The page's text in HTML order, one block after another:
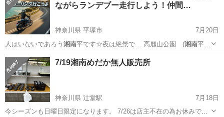
ながらランデブー走行しよう！仲間…
神奈川県 平塚市
7月20日
人はいないであろう 湘南 平です☆夜は絶景で… 高麗山公園 (湘南平)
〒25…
神奈川 平塚市 その他
7/19湘南めだか無人販売所
神奈川県 辻堂駅
7月18日
今シーズンも日曜日限定になります。 7/26は店主不在の為お休みで